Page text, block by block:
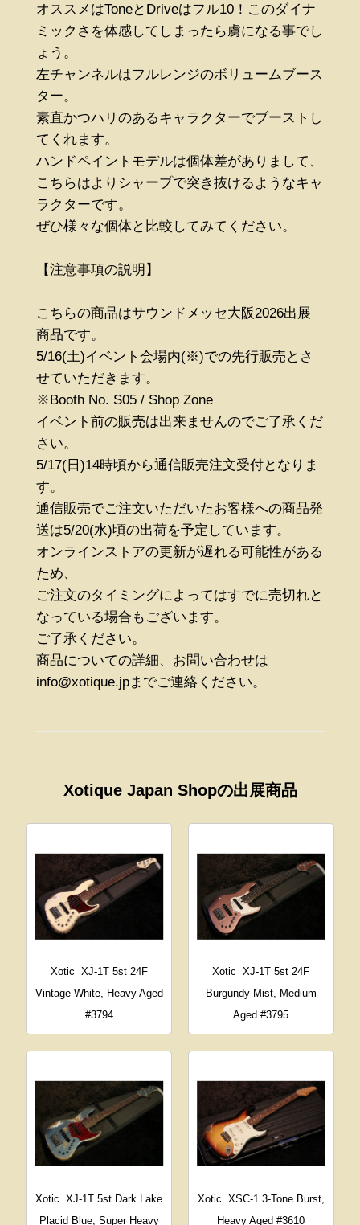
オススメはToneとDriveはフル10！このダイナ
ミックさを体感してしまったら虜になる事でし
ょう。
左チャンネルはフルレンジのボリュームブース
ター。
素直かつハリのあるキャラクターでブーストし
てくれます。
ハンドペイントモデルは個体差がありまして、
こちらはよりシャープで突き抜けるようなキャ
ラクターです。
ぜひ様々な個体と比較してみてください。
【注意事項の説明】
こちらの商品はサウンドメッセ大阪2026出展
商品です。
5/16(土)イベント会場内(※)での先行販売とさ
せていただきます。
※Booth No. S05 / Shop Zone
イベント前の販売は出来ませんのでご了承くだ
さい。
5/17(日)14時頃から通信販売注文受付となりま
す。
通信販売でご注文いただいたお客様への商品発
送は5/20(水)頃の出荷を予定しています。
オンラインストアの更新が遅れる可能性がある
ため、
ご注文のタイミングによってはすでに売切れと
なっている場合もございます。
ご了承ください。
商品についての詳細、お問い合わせは
info@xotique.jpまでご連絡ください。
Xotique Japan Shopの出展商品
Xotic XJ-1T 5st 24F
Vintage White, Heavy Aged
#3794
Xotic
XJ-1T 5st 24F
Burgundy Mist, Medium
Aged #3795
Xotic
XJ-1T 5st Dark Lake
Placid Blue, Super Heavy
Xotic XSC-1 3-Tone Burst,
Heavy Aged #3610